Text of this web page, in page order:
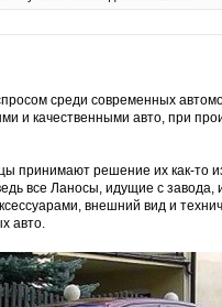
среди современных
и качественными авто, при
принимают решение их как-то
все Ланосы, идущие с
внешний вид и
авто.